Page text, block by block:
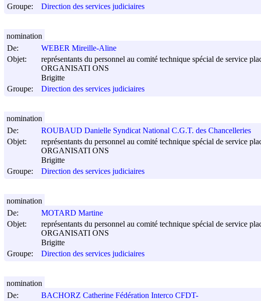
Groupe:
Direction des services judiciaires
De:
WEBER Mireille-Aline
Objet:
représentants du personnel au comité technique spécial de service
ORGANISATI ONS
Brigitte
Groupe:
Direction des services judiciaires
nomination
De:
ROUBAUD Danielle Syndicat National C.G.T. des Chancelleries
Objet:
représentants du personnel au comité technique spécial de service
ORGANISATI ONS
Brigitte
Groupe:
Direction des services judiciaires
nomination
De:
MOTARD Martine
Objet:
représentants du personnel au comité technique spécial de service
ORGANISATI ONS
Brigitte
Groupe:
Direction des services judiciaires
nomination
De:
BACHORZ Catherine Fédération Interco CFDT-
nomination